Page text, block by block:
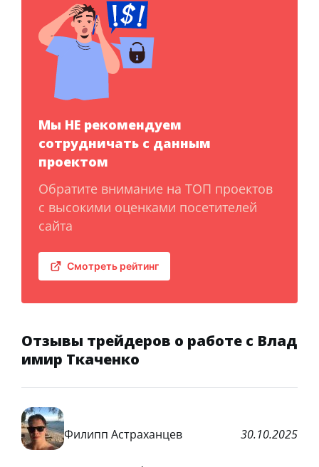
Мы НЕ рекомендуем
сотрудничать с данным
проектом
Обратите внимание на ТОП проектов
с высокими оценками посетителей
сайта
Смотреть рейтинг
Отзывы трейдеров о работе с Влад
имир Ткаченко
Филипп Астраханцев 30.10.2025